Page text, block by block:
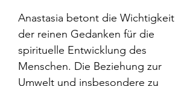
Anastasia betont die Wichtigkeit
der reinen Gedanken für die
spirituelle Entwicklung des
Menschen. Die Beziehung zur
Umwelt und insbesondere zu